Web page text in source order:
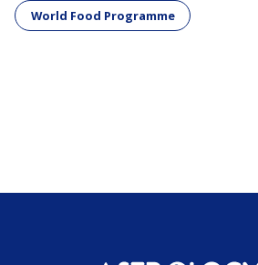
World Food Programme